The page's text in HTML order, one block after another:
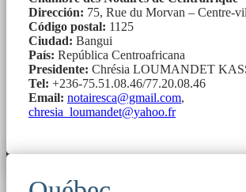
Dirección: 75, Rue du Morvan – Centre-
Código postal: 1125
Ciudad: Bangui
País: República Centroafricana
Presidente: Chrésia LOUMANDET
Tel: +236-75.51.08.46/77.20.08.46
Email: notairesca@gmail.com,
chresia_loumandet@yahoo.fr